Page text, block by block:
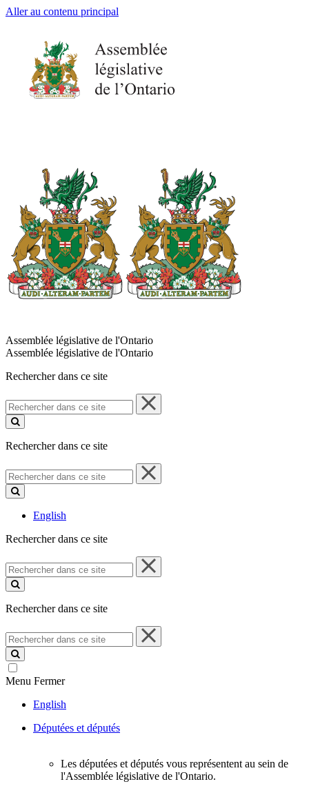
Aller au contenu principal
Assemblée législative de l'Ontario
Assemblée législative de l'Ontario
Rechercher dans ce site
Rechercher
dans
ce
Rechercher dans ce site
Rechercher
dans
ce
English
Rechercher dans ce site
Rechercher
dans
ce
Rechercher dans ce site
Rechercher
dans
ce
site
Menu Fermer
English
Députées et députés
Les députées et députés vous représentent au sein de
l'Assemblée législative de l'Ontario.